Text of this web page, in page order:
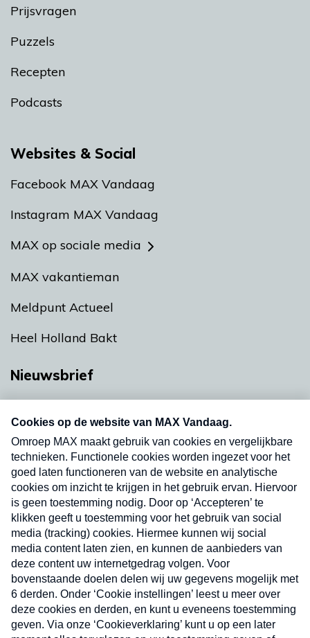
Prijsvragen
Puzzels
Recepten
Podcasts
Websites & Social
Facebook MAX Vandaag
Instagram MAX Vandaag
MAX op sociale media
MAX vakantieman
Meldpunt Actueel
Heel Holland Bakt
Nieuwsbrief
nieuwsbrief. Elke vrijdag- en dinsdagochtend in
uw mailbox.
Verzend
Nieuwsbrief
Neem hier een gratis abonnement op onze